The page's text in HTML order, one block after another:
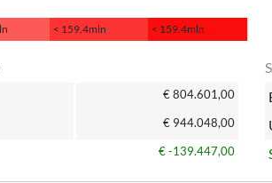
< 159.4mln < 159.4mln
€ 804.601,00
€ 944.048,00
€ -139.447,00